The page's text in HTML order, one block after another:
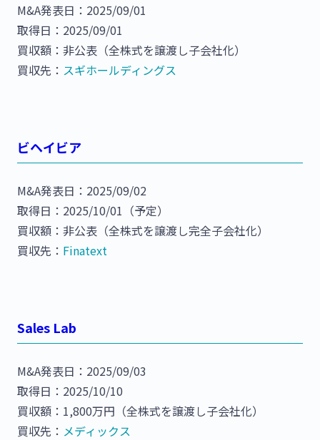
M&A発表日：2025/09/01
取得日：2025/09/01
買収額：非公表（全株式を譲渡し子会社化）
買収先： スギホールディングス
ビヘイビア
M&A発表日：2025/09/02
取得日：2025/10/01（予定）
買収額：非公表（全株式を譲渡し完全子会社化）
買収先： Finatext
Sales Lab
M&A発表日：2025/09/03
取得日：2025/10/10
買収額：1,800万円（全株式を譲渡し子会社化）
買収先： メディックス